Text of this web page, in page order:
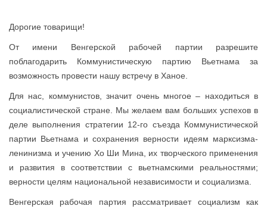
Дорогие товарищи!
От имени Венгерской рабочей партии разрешите
поблагодарить Коммунистическую партию Вьетнама за
возможность провести нашу встречу в Ханое.
Для нас, коммунистов, значит очень многое – находиться в
социалистической стране. Мы желаем вам больших успехов в
деле выполнения стратегии 12-го съезда Коммунистической
партии Вьетнама и сохранения верности идеям марксизма-
ленинизма и учению Хо Ши Мина, их творческого применения
и развития в соответствии с вьетнамскими реальностями;
верности целям национальной независимости и социализма.
Венгерская рабочая партия рассматривает социализм как